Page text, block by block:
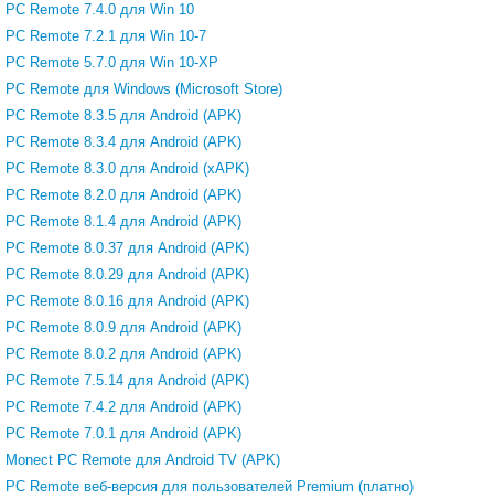
PC Remote 7.4.0 для Win 10
PC Remote 7.2.1 для Win 10-7
PC Remote 5.7.0 для Win 10-XP
PC Remote для Windows (Microsoft Store)
PC Remote 8.3.5 для Android (APK)
PC Remote 8.3.4 для Android (APK)
PC Remote 8.3.0 для Android (xAPK)
PC Remote 8.2.0 для Android (APK)
PC Remote 8.1.4 для Android (APK)
PC Remote 8.0.37 для Android (APK)
PC Remote 8.0.29 для Android (APK)
PC Remote 8.0.16 для Android (APK)
PC Remote 8.0.9 для Android (APK)
PC Remote 8.0.2 для Android (APK)
PC Remote 7.5.14 для Android (APK)
PC Remote 7.4.2 для Android (APK)
PC Remote 7.0.1 для Android (APK)
Monect PC Remote для Android TV (APK)
PC Remote веб-версия для пользователей Premium (платно)